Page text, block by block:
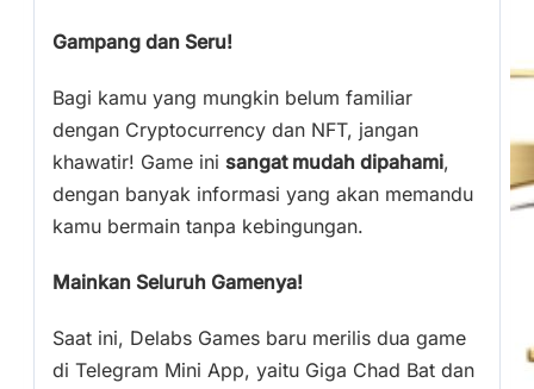
Gampang dan Seru!
Bagi kamu yang mungkin belum familiar
dengan Cryptocurrency dan NFT, jangan
khawatir! Game ini sangat mudah dipahami,
dengan banyak informasi yang akan memandu
kamu bermain tanpa kebingungan.
Mainkan Seluruh Gamenya!
Saat ini, Delabs Games baru merilis dua game
di Telegram Mini App, yaitu Giga Chad Bat dan